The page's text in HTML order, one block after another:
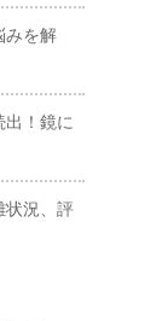
みを解
出！鏡に
状況、評